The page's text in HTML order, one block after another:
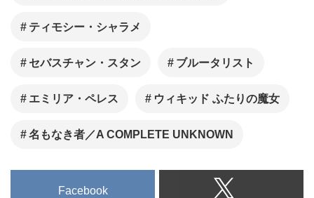
ティモシー・シャラメ
セバスチャン・スタン ブルータリスト
エミリア・ペレス ウィキッド ふたりの魔女
名もなき者／A COMPLETE UNKNOWN
Facebook